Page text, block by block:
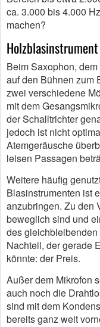
ca. 3.000 bis 4.000
machen?
Beim Saxophon,
auf den Bühnen zum
zwei verschiedene
mit dem
der Schalltrichter
jedoch ist nicht
Atemgeräusche
leisen Passagen
Weitere häufig
Blasinstrumenten ist
anzubringen. Zu den
beweglich sind und
des
Nachteil, der gerade
könnte: der Preis.
Außer dem Mikrofon
auch noch die
sind mit dem
bereits ganz weit